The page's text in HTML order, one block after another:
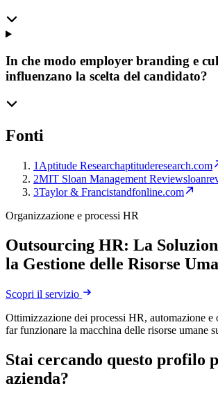
In che modo employer branding e
influenzano la scelta del candidato?
Fonti
1 Aptitude Researchaptituderesearch.com
2MIT Sloan Management Review
3Taylor & Francistandfonline.com
Organizzazione e processi HR
Outsourcing HR: La
la Gestione delle Risorse
Scopri il servizio
Ottimizzazione dei processi HR, automazione e
far funzionare la macchina delle risorse umane
Stai cercando questo profilo
azienda?